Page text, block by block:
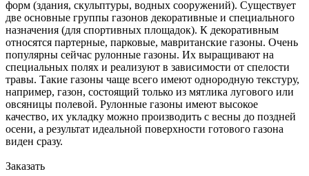
форм (здания, скульптуры, водных сооружений). Существует
две основные группы газонов декоративные и специального
назначения (для спортивных площадок). К декоративным
относятся партерные, парковые, мавританские газоны. Очень
популярны сейчас рулонные газоны. Их выращивают на
специальных полях и реализуют в зависимости от спелости
травы. Такие газоны чаще всего имеют однородную текстуру,
например, газон, состоящий только из мятлика лугового или
овсяницы полевой. Рулонные газоны имеют высокое
качество, их укладку можно производить с весны до поздней
осени, а результат идеальной поверхности готового газона
виден сразу.
Заказать